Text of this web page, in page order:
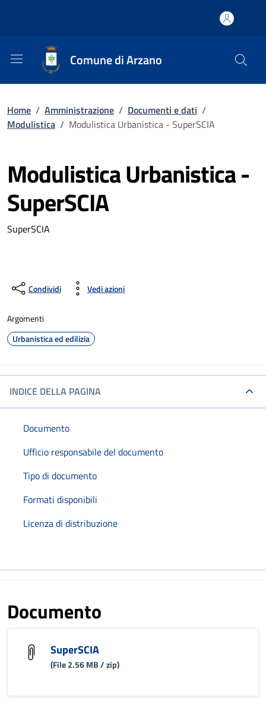
Comune di Arzano
Home / Amministrazione / Documenti e dati /
Modulistica / Modulistica Urbanistica - SuperSCIA
Modulistica Urbanistica -
SuperSCIA
SuperSCIA
Condividi Vedi azioni
Argomenti
Urbanistica ed edilizia
INDICE DELLA PAGINA
Documento
Ufficio responsabile del documento
Tipo di documento
Formati disponibili
Licenza di distribuzione
Documento
SuperSCIA
(File 2.56 MB / zip)